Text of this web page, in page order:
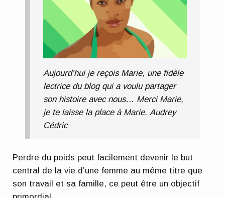
Aujourd’hui je reçois Marie, une fidèle
lectrice du blog qui a voulu partager
son histoire avec nous… Merci Marie,
je te laisse la place à Marie. Audrey
Cédric
Perdre du poids peut facilement devenir le but
central de la vie d’une femme au même titre que
son travail et sa famille, ce peut être un objectif